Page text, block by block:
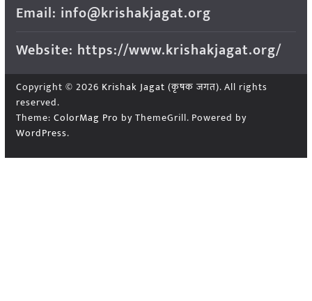
Email: info@krishakjagat.org
Website: https://www.krishakjagat.org/
Copyright © 2026 Krishak Jagat (कृषक जगत). All rights
reserved.
Theme: ColorMag Pro by ThemeGrill. Powered by
WordPress.